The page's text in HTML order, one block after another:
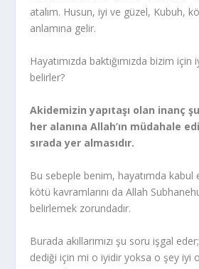
atalım. Husun, iyi ve güzel, Kubuh,
anlamına gelir.
Hayatımızda baktığımızda bizim
belirler?
Akidemizin yapıtaşı olan inanç
her alanına Allah’ın müdahale
sırada yer almasıdır.
Bu sebeple benim, hayatımda kabul
kötü kavramlarını da Allah
belirlemek zorundadır.
Burada akıllarımızı şu soru işgal
dediği için mi o iyidir yoksa o şey iyi